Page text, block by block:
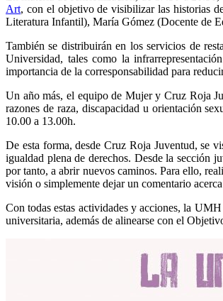
Art, con el objetivo de visibilizar las historias
Literatura Infantil), María Gómez (Docente de
También se distribuirán en los servicios de
Universidad, tales como la
importancia de la corresponsabilidad para
Un año más, el equipo de Mujer y Cruz Roja
razones de raza, discapacidad u orientación
10.00 a 13.00h.
De esta forma, desde Cruz Roja Juventud, se
igualdad plena de derechos. Desde la sección
por tanto, a abrir nuevos caminos. Para ello,
visión o simplemente dejar un comentario
Con todas estas actividades y acciones, la
universitaria, además de alinearse con el